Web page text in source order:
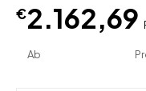
€2.162,69
Ab